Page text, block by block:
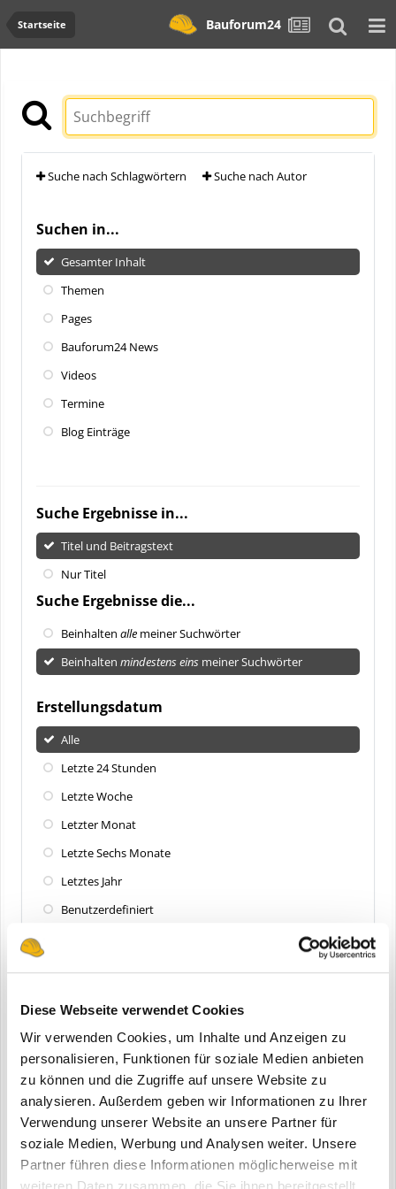
Diese Webseite verwendet Cookies
Wir verwenden Cookies, um Inhalte und Anzeigen zu
personalisieren, Funktionen für soziale Medien anbieten
zu können und die Zugriffe auf unsere Website zu
analysieren. Außerdem geben wir Informationen zu Ihrer
Verwendung unserer Website an unsere Partner für
soziale Medien, Werbung und Analysen weiter. Unsere
Partner führen diese Informationen möglicherweise mit
Startseite Bauforum24
Suche nach Schlagwörtern Suche nach Autor
Suchen in...
Gesamter Inhalt
Themen
Pages
Bauforum24 News
Videos
Termine
Blog Einträge
Suche Ergebnisse in...
Titel und Beitragstext
Nur Titel
Suche Ergebnisse die...
Beinhalten alle meiner Suchwörter
Beinhalten mindestens eins meiner Suchwörter
Erstellungsdatum
Alle
Letzte 24 Stunden
Letzte Woche
Letzter Monat
Letzte Sechs Monate
Letztes Jahr
Benutzerdefiniert
Zuletzt aktualisiert
Letzte 24 Stunden
Letzte Woche
Letzter Monat
Letzte Sechs Monate
Letztes Jahr
Benutzerdefiniert